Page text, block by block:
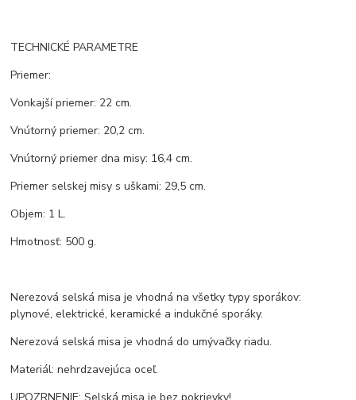
TECHNICKÉ PARAMETRE
Priemer:
Vonkajší priemer: 22 cm.
Vnútorný priemer: 20,2 cm.
Vnútorný priemer dna misy: 16,4 cm.
Priemer selskej misy s uškami: 29,5 cm.
Objem: 1 L.
Hmotnosť: 500 g.
Nerezová selská misa je vhodná na všetky typy sporákov:
plynové, elektrické, keramické a indukčné sporáky.
Nerezová selská misa je vhodná do umývačky riadu.
Materiál: nehrdzavejúca oceľ.